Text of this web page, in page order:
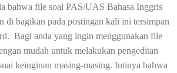
bahwa file soal PAS/UAS Bahasa Inggris
di bagikan pada postingan kali ini tersimpan
Bagi anda yang ingin menggunakan file
mudah untuk melakukan pengeditan
keinginan masing-masing. Intinya bahwa